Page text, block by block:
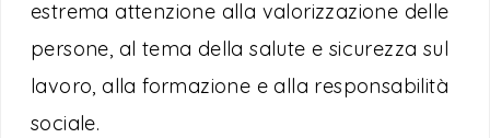
estrema attenzione alla valorizzazione delle
persone, al tema della salute e sicurezza sul
lavoro, alla formazione e alla responsabilità
sociale.